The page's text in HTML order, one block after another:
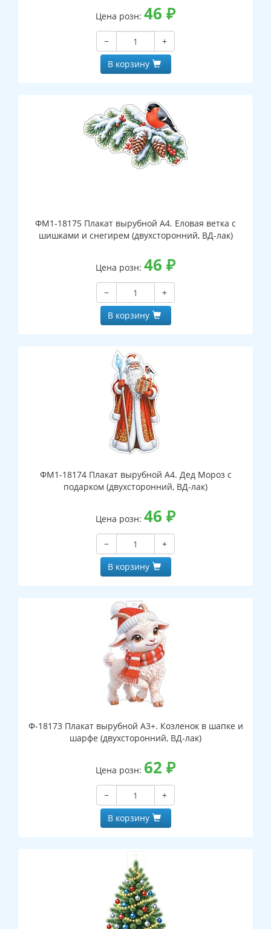
Цена розн: 46 ₽
−
+
В корзину
ФМ1-18175 Плакат вырубной А4. Еловая ветка с
шишками и снегирем (двухсторонний, ВД-лак)
Цена розн: 46 ₽
−
+
В корзину
ФМ1-18174 Плакат вырубной А4. Дед Мороз с
подарком (двухсторонний, ВД-лак)
Цена розн: 46 ₽
−
+
В корзину
Ф-18173 Плакат вырубной А3+. Козленок в шапке и
шарфе (двухсторонний, ВД-лак)
Цена розн: 62 ₽
−
+
В корзину